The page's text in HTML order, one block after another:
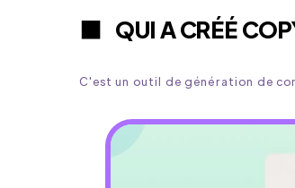
QUI A CRÉÉ
C'est un outil de génération de